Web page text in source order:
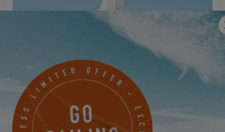
EXCESS 14